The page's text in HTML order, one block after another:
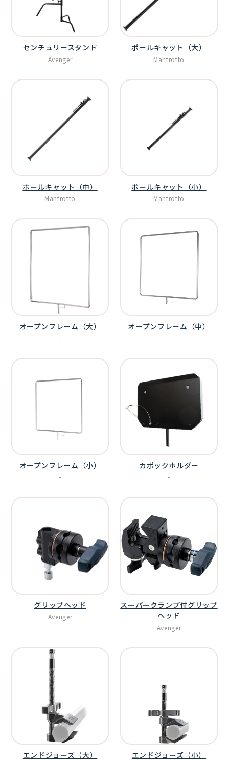
センチュリースタンド
Avenger
ポールキャット（大）
Manfrotto
ポールキャット（中）
Manfrotto
ポールキャット（小）
Manfrotto
オープンフレーム（大）
ｰ
オープンフレーム（中）
ｰ
オープンフレーム（小）
ｰ
カポックホルダー
ｰ
グリップヘッド
Avenger
スーパークランプ付グリップ
ヘッド
Avenger
エンドジョーズ（大） エンドジョーズ（小）